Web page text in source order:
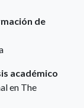
de
académico
en The